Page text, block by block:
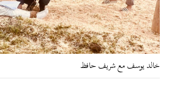
خالد يوسف مع شريف حافظ